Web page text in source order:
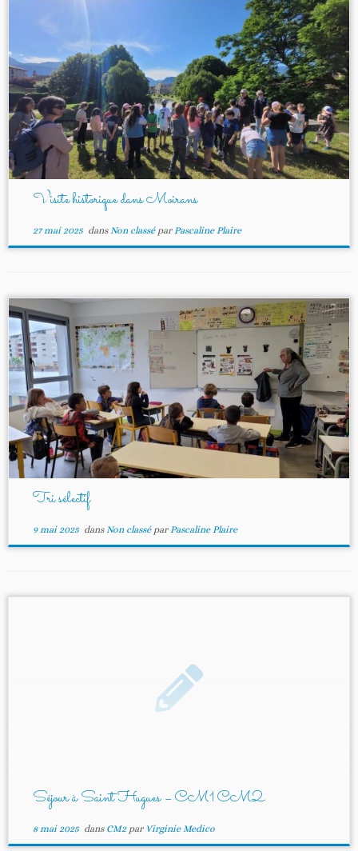
Visite historique dans Moirans
27 mai 2025dansNon classé parPascaline Plaire
Tri sélectif
9 mai 2025dansNon classé parPascaline Plaire
Séjour à Saint Hugues – CM1 CM2
8 mai 2025dans CM2 par Virginie Medico